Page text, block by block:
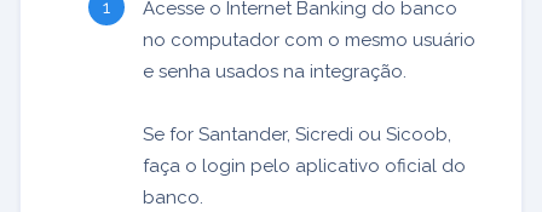
Acesse o Internet Banking do banco
no computador com o mesmo usuário
e senha usados na integração.
Se for Santander, Sicredi ou Sicoob,
faça o login pelo aplicativo oficial do
banco.